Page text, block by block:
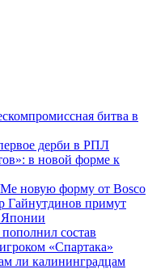
битва в
дерби в РПЛ
в новой форме к
новую форму от Bosco
Гайнутдинов примут
Японии
состав
«Спартака»
ли калининградцам